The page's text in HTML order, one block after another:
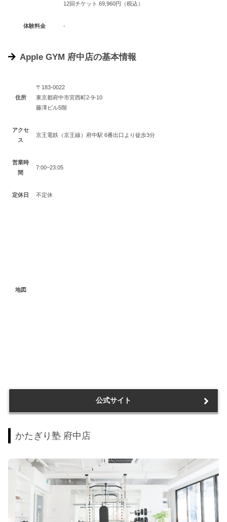
12回チケット 69,960円（税込）
体験料金 -
Apple GYM 府中店の基本情報
住所
〒183-0022
東京都府中市宮西町2-9-10
藤澤ビル5階
アクセ
ス
京王電鉄（京王線）府中駅 6番出口より徒歩3分
営業時
間
7:00~23:05
定休日 不定休
地図
公式サイト
かたぎり塾 府中店